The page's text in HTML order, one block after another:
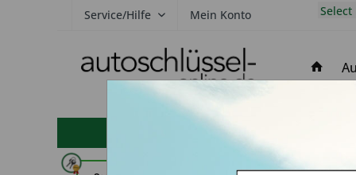
Service/Hilfe Mein Konto Select
hohe Kundenzufriedenheit